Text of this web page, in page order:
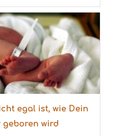
egal ist, wie Dein
geboren wird